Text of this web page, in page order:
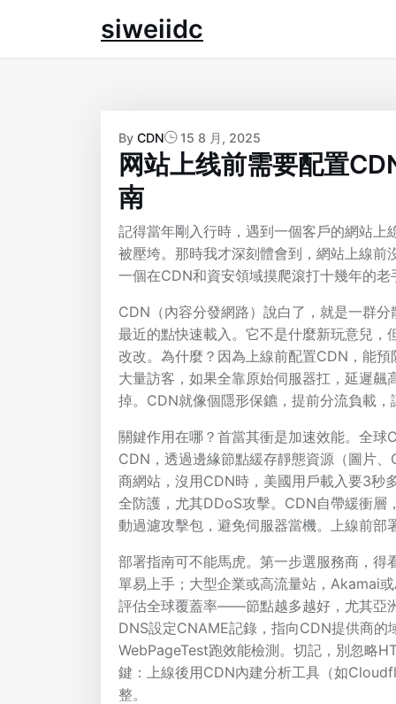
siweiidc
By CDN 15 8 月, 2025
网站上线前需要配置
南
記得當年剛入行時，遇到一個客戶的網站
被壓垮。那時我才深刻體會到，網站上線
一個在CDN和資安領域摸爬滾打十幾年的
CDN（內容分發網路）說白了，就是一群
最近的點快速載入。它不是什麼新玩意兒
改改。為什麼？因為上線前配置CDN，能
大量訪客，如果全靠原始伺服器扛，延遲
掉。CDN就像個隱形保鑣，提前分流負載
關鍵作用在哪？首當其衝是加速效能。全
CDN，透過邊緣節點緩存靜態資源（圖片
商網站，沒用CDN時，美國用戶載入要3秒
全防護，尤其DDoS攻擊。CDN自帶緩衝
動過濾攻擊包，避免伺服器當機。上線前
部署指南可不能馬虎。第一步選服務商，
單易上手；大型企業或高流量站，Akamai
評估全球覆蓋率——節點越多越好，尤其亞
DNS設定CNAME記錄，指向CDN提供商
WebPageTest跑效能檢測。切記，別忽略
鍵：上線後用CDN內建分析工具（如
整。